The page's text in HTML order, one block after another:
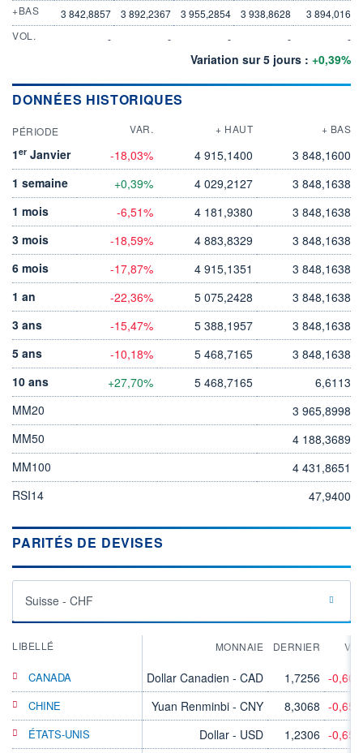
+BAS
3 842,8857 3 892,2367 3 955,2854 3 938,8628
3 894,016
VOL.
- - - - -
Variation sur 5 jours : +0,39%
DONNÉES HISTORIQUES
PÉRIODE VAR. + HAUT + BAS
1er Janvier -18,03% 4 915,1400
3 848,1600
1 semaine
+0,39% 4 029,2127
3 848,1638
1 mois
-6,51% 4 181,9380
3 848,1638
3 mois
-18,59% 4 883,8329
3 848,1638
6 mois
-17,87% 4 915,1351
3 848,1638
1 an
-22,36% 5 075,2428
3 848,1638
3 ans
-15,47% 5 388,1957
3 848,1638
5 ans
-10,18% 5 468,7165
3 848,1638
10 ans
+27,70% 5 468,7165
6,6113
MM20
3 965,8998
MM50
4 188,3689
MM100
4 431,8651
RSI14
47,9400
PARITÉS DE DEVISES
Suisse - CHF
LIBELLÉ MONNAIE DERNIER
CANADA Dollar Canadien - CAD 1,7256 -
CHINE Yuan Renminbi - CNY 8,3068 -
ÉTATS-UNIS Dollar - USD 1,2306 -